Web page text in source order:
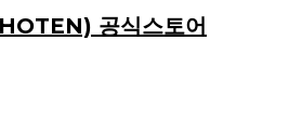
공식스토어